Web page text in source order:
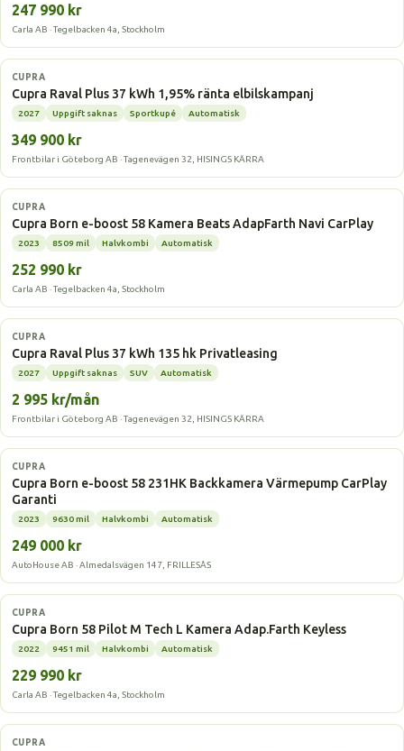
247 990 kr
Carla AB · Tegelbacken 4a, Stockholm
Elbil
CUPRA
Cupra Raval Plus 37 kWh 1,95% ränta elbilskampanj
2027 Uppgift saknas Sportkupé Automatisk
349 900 kr
Frontbilar i Göteborg AB · Tagenevägen 32, HISINGS KÄRRA
Elbil
CUPRA
Cupra Born e-boost 58 Kamera Beats AdapFarth Navi CarPlay
2023 8509 mil Halvkombi Automatisk
252 990 kr
Carla AB · Tegelbacken 4a, Stockholm
Elbil
CUPRA
Cupra Raval Plus 37 kWh 135 hk Privatleasing
2027 Uppgift saknas SUV Automatisk
2 995 kr/mån
Frontbilar i Göteborg AB · Tagenevägen 32, HISINGS KÄRRA
Elbil
CUPRA
Cupra Born e-boost 58 231HK Backkamera Värmepump CarPlay
Garanti
2023 9630 mil Halvkombi Automatisk
249 000 kr
AutoHouse AB · Almedalsvägen 147, FRILLESÅS
Elbil
CUPRA
Cupra Born 58 Pilot M Tech L Kamera Adap.Farth Keyless
2022 9451 mil Halvkombi Automatisk
229 990 kr
Carla AB · Tegelbacken 4a, Stockholm
Elbil
CUPRA